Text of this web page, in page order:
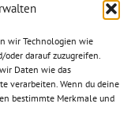
wir Technologien wie
oder darauf zuzugreifen.
Daten wie das
verarbeiten. Wenn du deine
bestimmte Merkmale und